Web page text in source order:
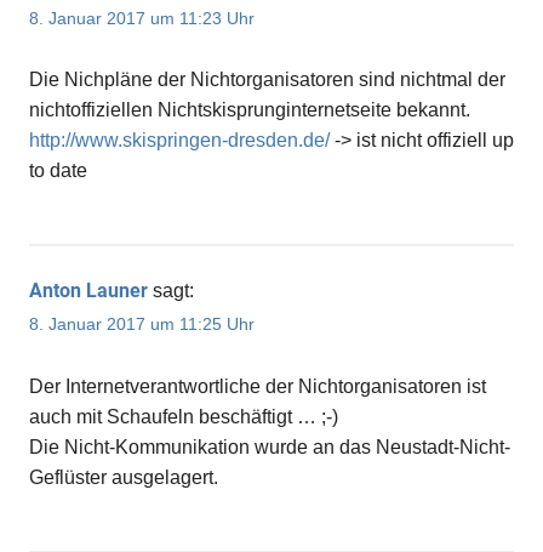
8. Januar 2017 um 11:23 Uhr
Die Nichpläne der Nichtorganisatoren sind nichtmal der
nichtoffiziellen Nichtskisprunginternetseite bekannt.
http://www.skispringen-dresden.de/-> ist nicht offiziell up
to date
Anton Launer sagt:
8. Januar 2017 um 11:25 Uhr
Der Internetverantwortliche der Nichtorganisatoren ist
auch mit Schaufeln beschäftigt … ;-)
Die Nicht-Kommunikation wurde an das Neustadt-Nicht-
Geflüster ausgelagert.